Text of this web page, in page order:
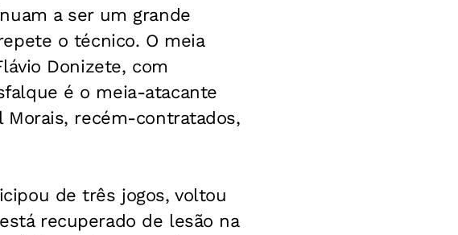
a ser um grande
o técnico. O meia
Donizete, com
é o meia-atacante
Morais, recém-contratados,
de três jogos, voltou
recuperado de lesão na